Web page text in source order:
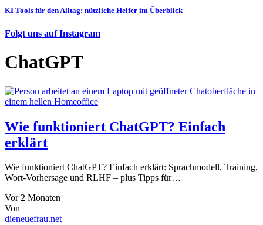
KI Tools für den Alltag: nützliche Helfer im Überblick
Folgt uns auf Instagram
ChatGPT
Wie funktioniert ChatGPT? Einfach
erklärt
Wie funktioniert ChatGPT? Einfach erklärt: Sprachmodell, Training,
Wort-Vorhersage und RLHF – plus Tipps für…
Vor 2 Monaten
Von
dieneuefrau.net